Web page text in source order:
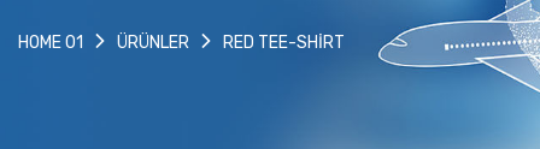
HOME 01 ÜRÜNLER RED TEE-SHIRT